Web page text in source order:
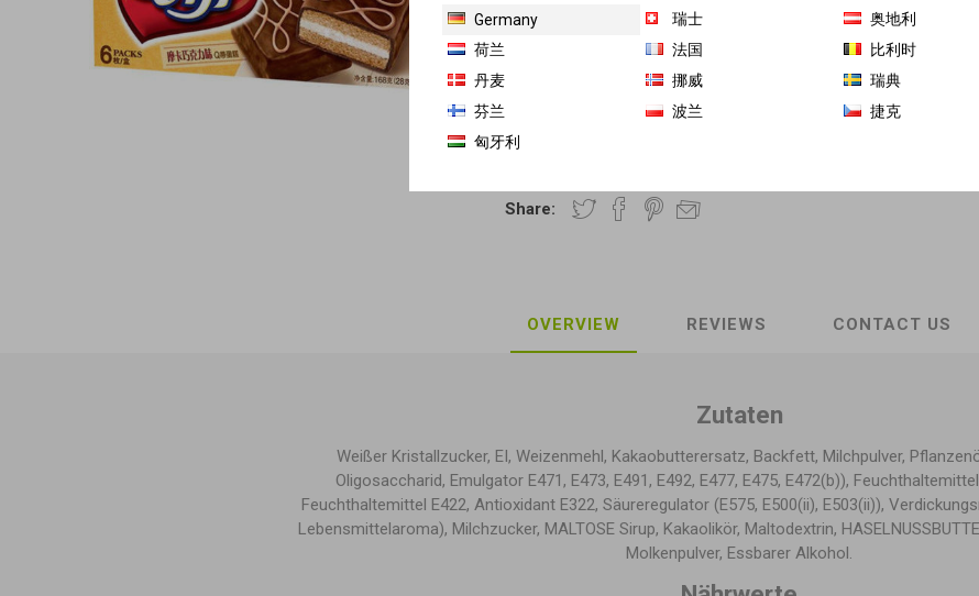
03
商品库存单位（SKU）:
Share:
OVERVIEW REVIEWS CONTACT US
Zutaten
Weißer Kristallzucker, EI, Weizenmehl, Kakaobutterersatz, Backfett, Milchpulver,
Oligosaccharid, Emulgator E471, E473, E491, E492, E477, E475, E472(b)),
Feuchthaltemittel E422, Antioxidant E322, Säureregulator (E575, E500(ii), E503(ii)),
Lebensmittelaroma), Milchzucker, MALTOSE Sirup, Kakaolikör, Maltodextrin,
Molkenpulver, Essbarer Alkohol.
Germany 瑞士
奥地利
荷兰
法国
比利时
丹麦
挪威
瑞典
芬兰
波兰
捷克
匈牙利